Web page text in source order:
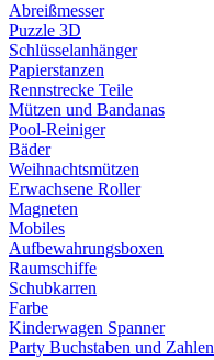
Abreißmesser
Puzzle 3D
Schlüsselanhänger
Papierstanzen
Rennstrecke Teile
Mützen und Bandanas
Pool-Reiniger
Bäder
Weihnachtsmützen
Erwachsene Roller
Magneten
Mobiles
Aufbewahrungsboxen
Raumschiffe
Schubkarren
Farbe
Kinderwagen Spanner
Party Buchstaben und Zahlen